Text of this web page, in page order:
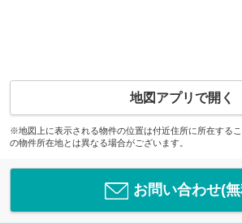
地図アプリで開く
※地図上に表示される物件の位置は付近住所に所在する
の物件所在地とは異なる場合がございます。
お問い合わせ(